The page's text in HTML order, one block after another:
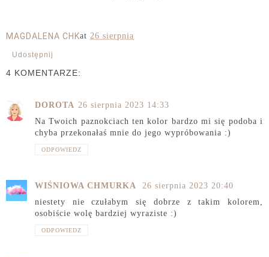
MAGDALENA CHKat 26 sierpnia
Udostępnij
4 KOMENTARZE:
DOROTA 26 sierpnia 2023 14:33
Na Twoich paznokciach ten kolor bardzo mi się podoba i
chyba przekonałaś mnie do jego wypróbowania :)
ODPOWIEDZ
WIŚNIOWA CHMURKA
26 sierpnia 2023 20:40
niestety nie czułabym się dobrze z takim kolorem,
osobiście wolę bardziej wyraziste :)
ODPOWIEDZ